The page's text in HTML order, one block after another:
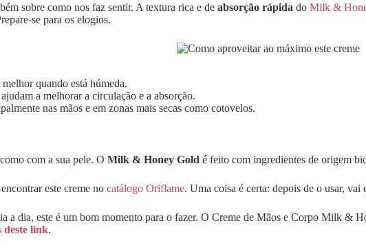
sobre como nos faz sentir. A textura rica e de absorção rápida do Milk &
se para os elogios.
quando está húmeda.
a melhorar a circulação e a absorção.
nas mãos e em zonas mais secas como cotovelos.
com a sua pele. O Milk & Honey Gold é feito com ingredientes de origem
este creme no catálogo Oriflame. Uma coisa é certa: depois de o usar, vai
a dia, este é um bom momento para o fazer. O Creme de Mãos e Corpo Milk &
deste link.